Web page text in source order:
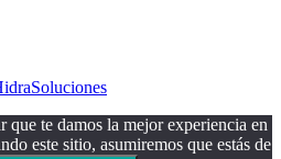
que te damos la mejor experiencia en
este sitio, asumiremos que estás de